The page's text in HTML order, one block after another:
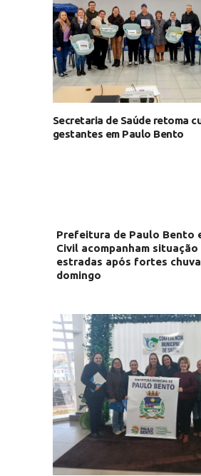
Secretaria de Saúde retoma
gestantes em Paulo Bento
Prefeitura de Paulo Bento
Civil acompanham situação
estradas após fortes
domingo